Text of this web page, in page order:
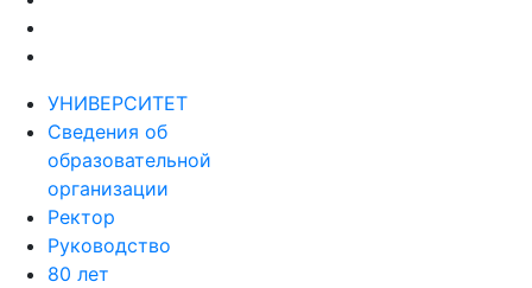
УНИВЕРСИТЕТ
Сведения об
образовательной
организации
Ректор
Руководство
80 лет